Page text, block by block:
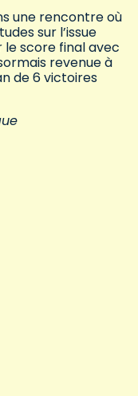
une rencontre où
sur l’issue
le score final avec
revenue à
de 6 victoires